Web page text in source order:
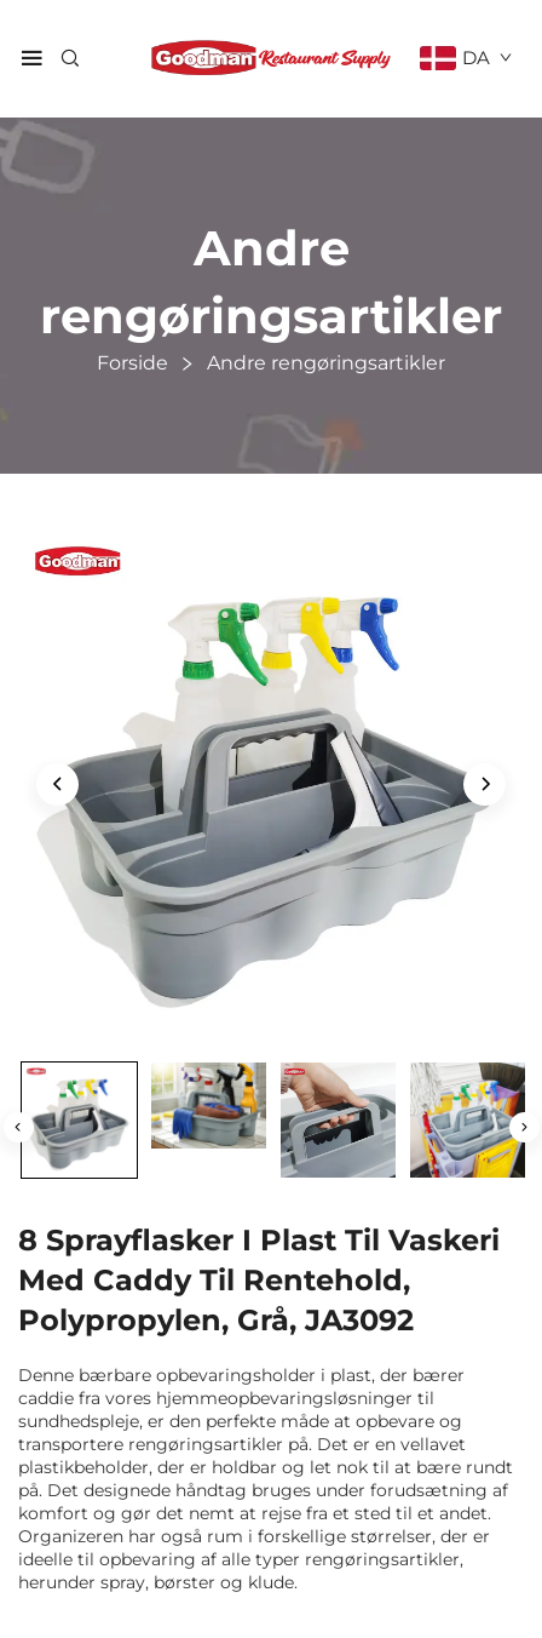
DA
Andre
rengøringsartikler
Forside Andre rengøringsartikler
8 Sprayflasker I Plast Til Vaskeri
Med Caddy Til Rentehold,
Polypropylen, Grå, JA3092
Denne bærbare opbevaringsholder i plast, der bærer
caddie fra vores hjemmeopbevaringsløsninger til
sundhedspleje, er den perfekte måde at opbevare og
transportere rengøringsartikler på. Det er en vellavet
plastikbeholder, der er holdbar og let nok til at bære rundt
på. Det designede håndtag bruges under forudsætning af
komfort og gør det nemt at rejse fra et sted til et andet.
Organizeren har også rum i forskellige størrelser, der er
ideelle til opbevaring af alle typer rengøringsartikler,
herunder spray, børster og klude.